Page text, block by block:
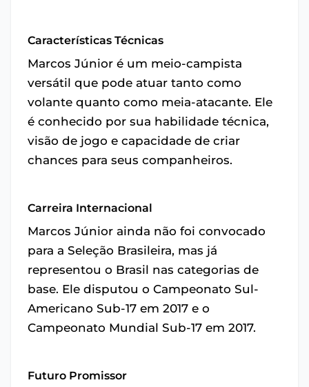
Características Técnicas
Marcos Júnior é um meio-campista
versátil que pode atuar tanto como
volante quanto como meia-atacante. Ele
é conhecido por sua habilidade técnica,
visão de jogo e capacidade de criar
chances para seus companheiros.
Carreira Internacional
Marcos Júnior ainda não foi convocado
para a Seleção Brasileira, mas já
representou o Brasil nas categorias de
base. Ele disputou o Campeonato Sul-
Americano Sub-17 em 2017 e o
Campeonato Mundial Sub-17 em 2017.
Futuro Promissor